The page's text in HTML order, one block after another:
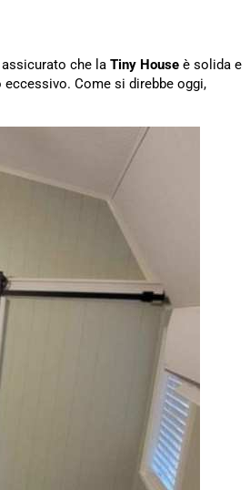
che la Tiny House è solida e
Come si direbbe oggi,